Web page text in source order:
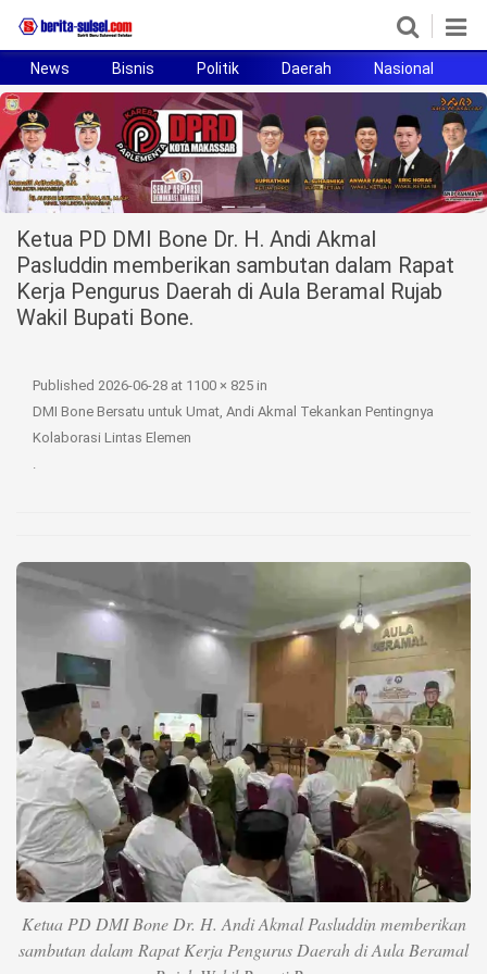
Home
News
Politik
Pendidikan
Bisnis
Hukum
Sport
Opini
More
Disclaimer
News Bisnis Politik Daerah Nasional
Ketua PD DMI Bone Dr. H. Andi Akmal
Pasluddin memberikan sambutan dalam Rapat
Kerja Pengurus Daerah di Aula Beramal Rujab
Wakil Bupati Bone.
Published 2026-06-28 at 1100 × 825 in
DMI Bone Bersatu untuk Umat, Andi Akmal Tekankan Pentingnya
Kolaborasi Lintas Elemen
Ketua PD DMI Bone Dr. H. Andi Akmal Pasluddin memberikan
sambutan dalam Rapat Kerja Pengurus Daerah di Aula Beramal